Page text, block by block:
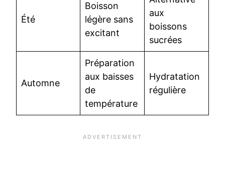
Été
Boisson
légère sans
excitant
aux
boissons
sucrées
Automne
Préparation
aux baisses
de
température
Hydratation
régulière